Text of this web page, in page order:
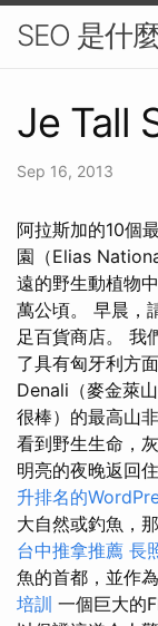
SEO 是什
Je Tall
Sep 16, 2013
阿拉斯加的10個
園（Elias
遠的野生動植物
萬公頃。 早晨，
足百貨商店。 我
了具有匈牙利方
Denali（麥金萊
很棒）的最高山
看到野生生命，
明亮的夜晚返回
升排名的
大自然或釣魚，
台中推拿推薦 長
魚的首都，並作
培訓 一個巨大的